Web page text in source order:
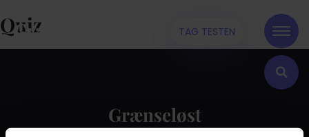
TAG TESTEN
Quiz
Grænseløst